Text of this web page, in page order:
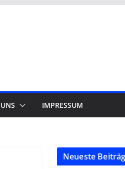
IMPRESSUM
Neueste